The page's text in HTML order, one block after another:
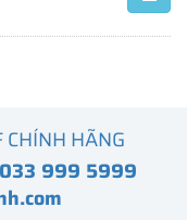
CHÍNH HÃNG
033 999 5999